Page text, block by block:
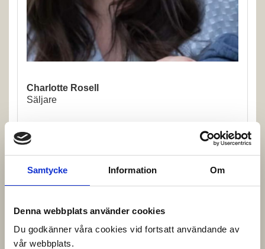
Samtycke Information Om
Denna webbplats använder cookies
Du godkänner våra cookies vid fortsatt användande av
vår webbplats.
Charlotte Rosell
Säljare